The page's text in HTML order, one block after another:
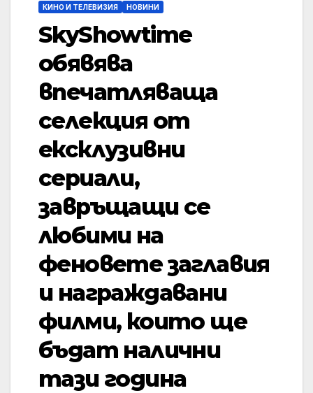
КИНО И ТЕЛЕВИЗИЯ НОВИНИ
SkyShowtime
обявява
впечатляваща
селекция от
ексклузивни
сериали,
завръщащи се
любими на
феновете заглавия
и награждавани
филми, които ще
бъдат налични
тази година